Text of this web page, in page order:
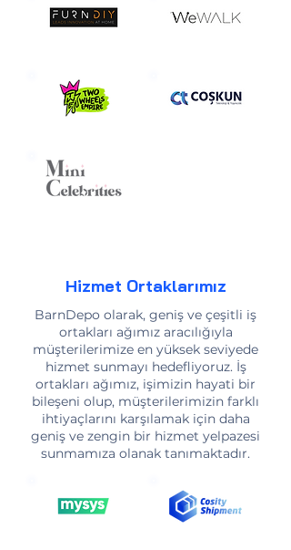
Hizmet Ortaklarımız
BarnDepo olarak, geniş ve çeşitli iş
ortakları ağımız aracılığıyla
müşterilerimize en yüksek seviyede
hizmet sunmayı hedefliyoruz. İş
ortakları ağımız, işimizin hayati bir
bileşeni olup, müşterilerimizin farklı
ihtiyaçlarını karşılamak için daha
geniş ve zengin bir hizmet yelpazesi
sunmamıza olanak tanımaktadır.